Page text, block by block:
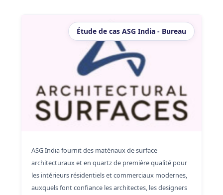
Étude de cas ASG India - Bureau
ASG India fournit des matériaux de surface
architecturaux et en quartz de première qualité pour
les intérieurs résidentiels et commerciaux modernes,
auxquels font confiance les architectes, les designers